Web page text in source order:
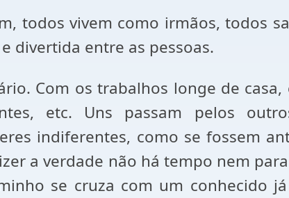
todos vivem como irmãos, todos
divertida entre as pessoas.
Com os trabalhos longe de
etc. Uns passam pelos
indiferentes, como se fossem
a verdade não há tempo nem
se cruza com um conhecido